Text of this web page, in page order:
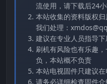
流使用，请下载后24
本站收集的资料版权
我们处理：
建议在专业人员指导
刷机有风险也有乐趣
负，本站概不负责
本站电视固件只建议
请务必详细检查固件